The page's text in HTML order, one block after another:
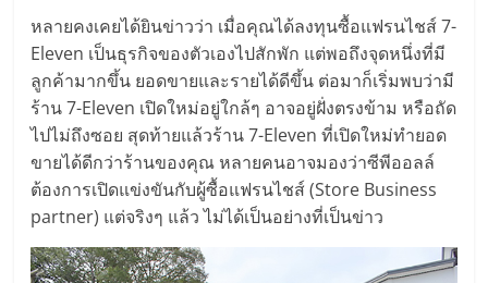
ไชส์,
ที่
ปรึกษา
แฟ
รน
หลายคงเคยได้ยินข่าวว่า เมื่อคุณได้ลงทุนซื้อแฟรนไชส์ 7-
Eleven เป็นธุรกิจของตัวเองไปสักพัก แต่พอถึงจุดหนึ่งที่มี
ลูกค้ามากขึ้น ยอดขายและรายได้ดีขึ้น ต่อมาก็เริ่มพบว่ามี
ร้าน 7-Eleven เปิดใหม่อยู่ใกล้ๆ อาจอยู่ฝั่งตรงข้าม หรือถัด
ไปไม่ถึงซอย สุดท้ายแล้วร้าน 7-Eleven ที่เปิดใหม่ทำยอด
ขายได้ดีกว่าร้านของคุณ หลายคนอาจมองว่าซีพีออลล์
ต้องการเปิดแข่งขันกับผู้ซื้อแฟรนไชส์ (Store Business
partner) แต่จริงๆ แล้ว ไม่ได้เป็นอย่างที่เป็นข่าว